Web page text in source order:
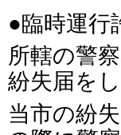
●臨時運行
所轄の警
紛失届を
当市の紛